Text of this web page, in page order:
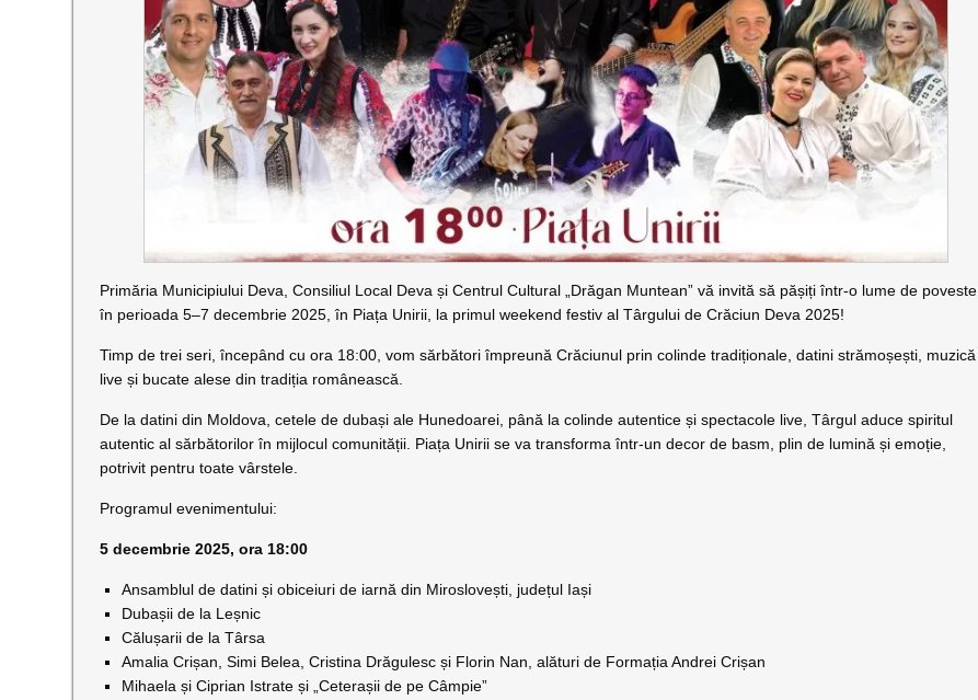
Primăria Municipiului Deva, Consiliul Local Deva și Centrul Cultural „Drăgan Muntean” vă invită să pășiți într-o lume de poveste,
în perioada 5–7 decembrie 2025, în Piața Unirii, la primul weekend festiv al Târgului de Crăciun Deva 2025!
Timp de trei seri, începând cu ora 18:00, vom sărbători împreună Crăciunul prin colinde tradiționale, datini strămoșești, muzică
live și bucate alese din tradiția românească.
De la datini din Moldova, cetele de dubași ale Hunedoarei, până la colinde autentice și spectacole live, Târgul aduce spiritul
autentic al sărbătorilor în mijlocul comunității. Piața Unirii se va transforma într-un decor de basm, plin de lumină și emoție,
potrivit pentru toate vârstele.
Programul evenimentului:
5 decembrie 2025, ora 18:00
Ansamblul de datini și obiceiuri de iarnă din Miroslovești, județul Iași
Dubașii de la Leșnic
Călușarii de la Târsa
Amalia Crișan, Simi Belea, Cristina Drăgulesc și Florin Nan, alături de Formația Andrei Crișan
Mihaela și Ciprian Istrate și „Ceterașii de pe Câmpie”